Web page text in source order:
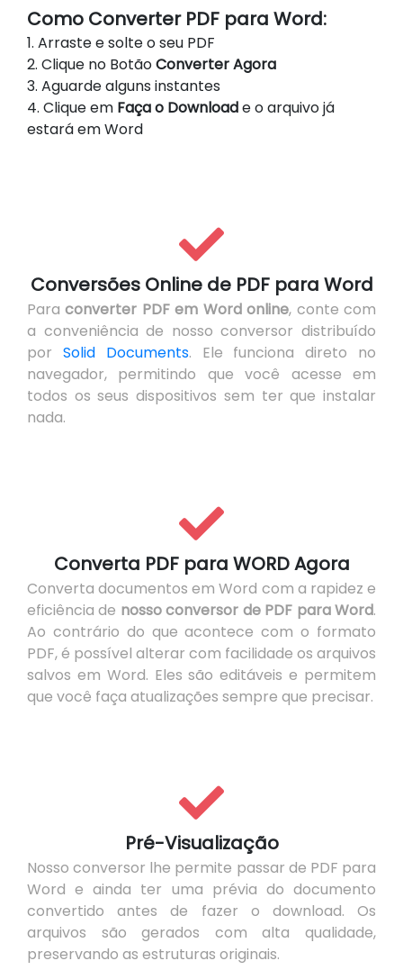
Como Converter PDF para Word:
1. Arraste e solte o seu PDF
2. Clique no BotãoConverter Agora
3. Aguarde alguns instantes
4. Clique em Faça o Downloade o arquivo já
estará em Word
Conversões Online de PDF para Word
Paraconverter PDF em Word online, conte com
a conveniência de nosso conversor distribuído
por Solid Documents. Ele funciona direto no
navegador, permitindo que você acesse em
todos os seus dispositivos sem ter que instalar
nada.
Converta PDF para WORD Agora
Converta documentos em Word com a rapidez e
eficiência de nosso conversor de PDF para Word.
Ao contrário do que acontece com o formato
PDF, é possível alterar com facilidade os arquivos
salvos em Word. Eles são editáveis e permitem
que você faça atualizações sempre que precisar.
Pré-Visualização
Nosso conversor lhe permite passar de PDF para
Word e ainda ter uma prévia do documento
convertido antes de fazer o download. Os
arquivos são gerados com alta qualidade,
preservando as estruturas originais.